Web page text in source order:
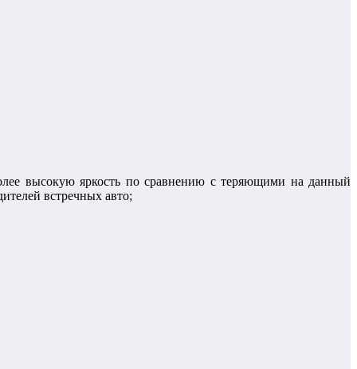
высокую яркость по сравнению с теряющими на данный
встречных авто;